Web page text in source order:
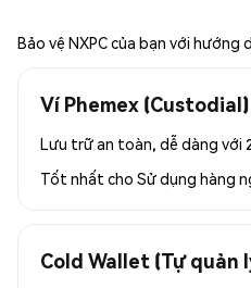
Bảo vệ NXPC của bạn với hướng
Ví Phemex (Custodial)
Lưu trữ an toàn, dễ dàng với
Tốt nhất cho Sử dụng hàng
Cold Wallet (Tự quản